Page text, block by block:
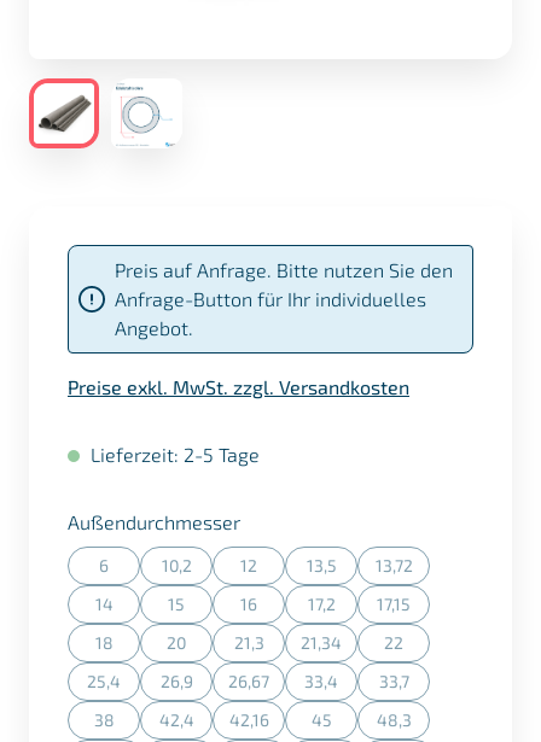
Preis auf Anfrage. Bitte nutzen Sie den
Anfrage-Button für Ihr individuelles
Angebot.
Preise exkl. MwSt. zzgl. Versandkosten
Lieferzeit: 2-5 Tage
Außendurchmesserauswählen
6
(Diese Option ist zurzeit nicht verfügbar.)
10,2
(Diese Option ist zurzeit nicht verfügbar.)
12
(Diese Option ist zurzeit nicht verfügbar.)
13,5
(Diese Option ist zurzeit nicht
13,72
(Diese Option ist
14
(Diese Option ist zurzeit nicht verfügbar.)
15
(Diese Option ist zurzeit nicht verfügbar.)
16
(Diese Option ist zurzeit nicht verfügbar.)
17,2
(Diese Option ist zurzeit nicht
17,15
(Diese Option ist
18
(Diese Option ist zurzeit nicht verfügbar.)
20
(Diese Option ist zurzeit nicht verfügbar.)
21,3
(Diese Option ist zurzeit nicht verfügbar.)
21,34
(Diese Option ist zurzeit nicht
22
(Diese Option ist
25,4
(Diese Option ist zurzeit nicht verfügbar.)
26,9
(Diese Option ist zurzeit nicht verfügbar.)
26,67
(Diese Option ist zurzeit nicht verfügbar.)
33,4
(Diese Option ist zurzeit nicht
33,7
(Diese Option ist
38
(Diese Option ist zurzeit nicht verfügbar.)
42,4
(Diese Option ist zurzeit nicht verfügbar.)
42,16
(Diese Option ist zurzeit nicht verfügbar.)
45
(Diese Option ist zurzeit nicht
48,3
(Diese Option ist